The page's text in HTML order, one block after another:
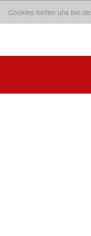
Cookies helfen uns bei